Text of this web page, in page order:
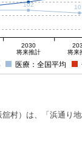
102
2030
将来推計
将来
医療：全国平均
村）は、「浜通り